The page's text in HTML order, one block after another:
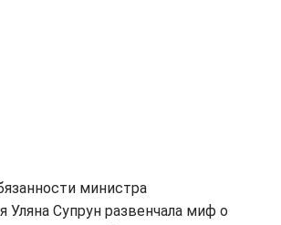
министра
Уляна Супрун развенчала миф о